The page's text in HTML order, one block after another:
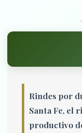
Rindes por
Santa Fe, el
productivo